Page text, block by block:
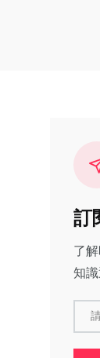
訂
了
知識